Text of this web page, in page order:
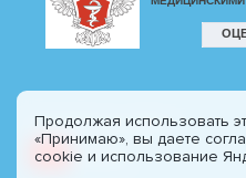
Разработка сайта
CIT Profi.ru
Продолжая использовать
«Принимаю», вы даете
cookie и использование